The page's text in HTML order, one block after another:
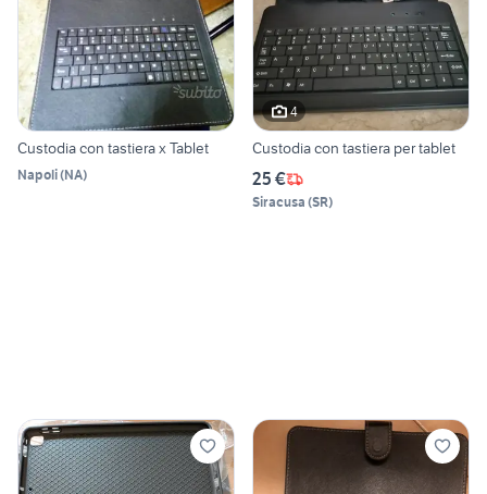
Custodia con tastiera x Tablet
Napoli(NA)
4
Custodia con tastiera per tablet
25 €
Siracusa (SR)